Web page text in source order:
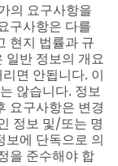
의 요구사항을
구사항은 다를
현지 법률과 규
일반 정보의 개요
면 안됩니다. 이
않습니다. 정보
요구사항은 변경
정보 및/또는 명
보에 단독으로 의
을 준수해야 합